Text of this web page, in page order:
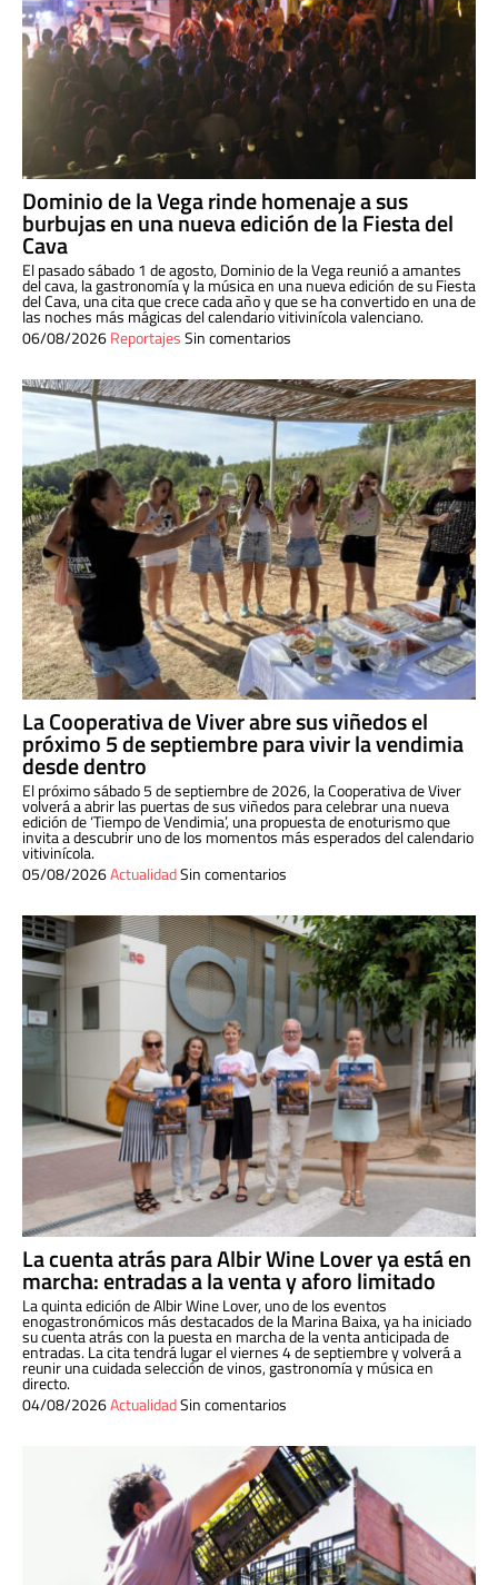
Dominio de la Vega rinde homenaje a sus
burbujas en una nueva edición de la Fiesta del
Cava
El pasado sábado 1 de agosto, Dominio de la Vega reunió a amantes
del cava, la gastronomía y la música en una nueva edición de su Fiesta
del Cava, una cita que crece cada año y que se ha convertido en una de
las noches más mágicas del calendario vitivinícola valenciano.
06/08/2026ReportajesSin comentarios
La Cooperativa de Viver abre sus viñedos el
próximo 5 de septiembre para vivir la vendimia
desde dentro
El próximo sábado 5 de septiembre de 2026, la Cooperativa de Viver
volverá a abrir las puertas de sus viñedos para celebrar una nueva
edición de ‘Tiempo de Vendimia’, una propuesta de enoturismo que
invita a descubrir uno de los momentos más esperados del calendario
vitivinícola.
05/08/2026ActualidadSin comentarios
La cuenta atrás para Albir Wine Lover ya está en
marcha: entradas a la venta y aforo limitado
La quinta edición de Albir Wine Lover, uno de los eventos
enogastronómicos más destacados de la Marina Baixa, ya ha iniciado
su cuenta atrás con la puesta en marcha de la venta anticipada de
entradas. La cita tendrá lugar el viernes 4 de septiembre y volverá a
reunir una cuidada selección de vinos, gastronomía y música en
directo.
04/08/2026ActualidadSin comentarios